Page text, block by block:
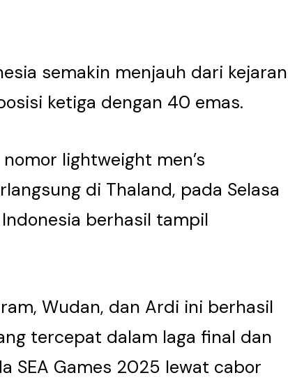
semakin menjauh dari kejaran
ketiga dengan 40 emas.
lightweight men’s
di Thaland, pada Selasa
berhasil tampil
Wudan, dan Ardi ini berhasil
tercepat dalam laga final dan
SEA Games 2025 lewat cabor